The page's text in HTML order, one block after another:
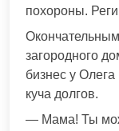
похороны.
загородного
бизнес у
куча долгов.
— Мама! Ты